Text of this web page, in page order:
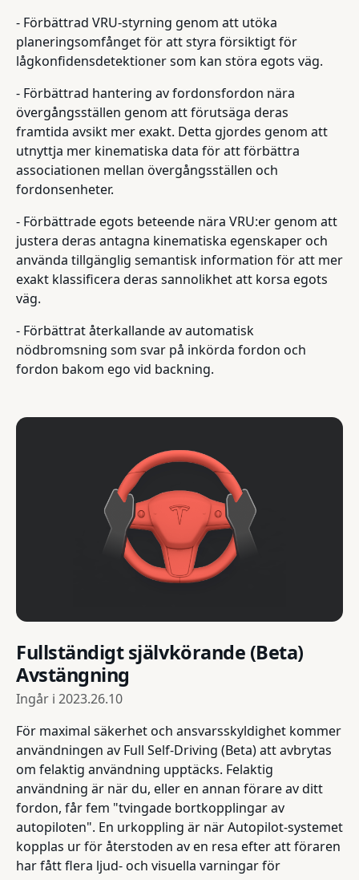
- Förbättrad VRU-styrning genom att utöka
planeringsomfånget för att styra försiktigt för
lågkonfidensdetektioner som kan störa egots väg.
- Förbättrad hantering av fordonsfordon nära
övergångsställen genom att förutsäga deras
framtida avsikt mer exakt. Detta gjordes genom att
utnyttja mer kinematiska data för att förbättra
associationen mellan övergångsställen och
fordonsenheter.
- Förbättrade egots beteende nära VRU:er genom att
justera deras antagna kinematiska egenskaper och
använda tillgänglig semantisk information för att mer
exakt klassificera deras sannolikhet att korsa egots
väg.
- Förbättrat återkallande av automatisk
nödbromsning som svar på inkörda fordon och
fordon bakom ego vid backning.
Fullständigt självkörande (Beta)
Avstängning
Ingår i 2023.26.10
För maximal säkerhet och ansvarsskyldighet kommer
användningen av Full Self-Driving (Beta) att avbrytas
om felaktig användning upptäcks. Felaktig
användning är när du, eller en annan förare av ditt
fordon, får fem "tvingade bortkopplingar av
autopiloten". En urkoppling är när Autopilot-systemet
kopplas ur för återstoden av en resa efter att föraren
har fått flera ljud- och visuella varningar för